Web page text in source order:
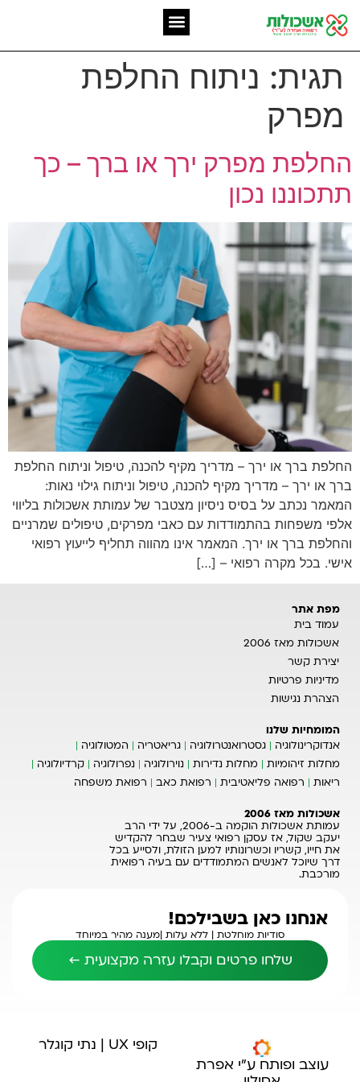
תגית: ניתוח החלפת
מפרק
החלפת מפרק ירך או ברך – כך
תתכוננו נכון
החלפת ברך או ירך – מדריך מקיף להכנה, טיפול וניתוח החלפת
ברך או ירך – מדריך מקיף להכנה, טיפול וניתוח גילוי נאות:
המאמר נכתב על בסיס ניסיון מצטבר של עמותת אשכולות בליווי
אלפי משפחות בהתמודדות עם כאבי מפרקים, טיפולים שמרניים
והחלפת ברך או ירך. המאמר אינו מהווה תחליף לייעוץ רפואי
אישי. בכל מקרה רפואי – […]
מפת אתר
עמוד בית
אשכולות מאז 2006
יצירת קשר
מדיניות פרטיות
הצהרת נגישות
המומחיות שלנו
אנדוקרינולוגיה
גסטרואנטרולוגיה גריאטריה
המטולוגיה
מחלות זיהומיות
מחלות נדירות נוירולוגיה נפרולוגיה
קרדיולוגיה
ריאות
רפואה פליאטיבית רפואת כאב רפואת משפחה
אשכולות מאז 2006
עמותת אשכולות הוקמה ב-2006, על ידי הרב
יעקב שקול, אז עסקן רפואי צעיר שבחר להקדיש
את חייו, קשריו וכשרונותיו למען הזולת, ולסייע בכל
דרך שיוכל לאנשים המתמודדים עם בעיה רפואית
מורכבת.
אנחנו כאן בשבילכם!
סודיות מוחלטת | ללא עלות |מענה מהיר במיוחד
שלחו פרטים וקבלו עזרה מקצועית ←
עוצב ופותח ע"י אפרת
קופי UX | נתי קוגלר